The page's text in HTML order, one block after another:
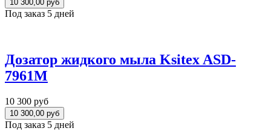
Под заказ 5 дней
Дозатор жидкого мыла Ksitex ASD-
7961М
10 300 руб
Под заказ 5 дней